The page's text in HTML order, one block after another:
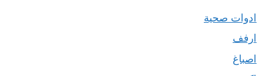
ادوات صحية
ارفف
اصباغ